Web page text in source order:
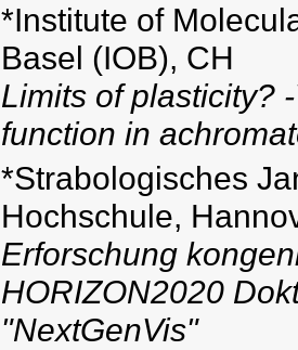
*Institute of
Basel (IOB), CH
Limits of plasticity?
function in
*Strabologisches
Hochschule,
Erforschung
HORIZON2020
"NextGenVis"